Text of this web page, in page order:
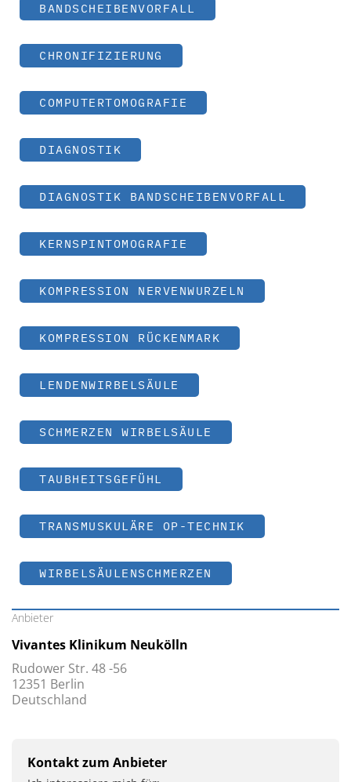
BANDSCHEIBENVORFALL
CHRONIFIZIERUNG
COMPUTERTOMOGRAFIE
DIAGNOSTIK
DIAGNOSTIK BANDSCHEIBENVORFALL
KERNSPINTOMOGRAFIE
KOMPRESSION NERVENWURZELN
KOMPRESSION RÜCKENMARK
LENDENWIRBELSÄULE
SCHMERZEN WIRBELSÄULE
TAUBHEITSGEFÜHL
TRANSMUSKULÄRE OP-TECHNIK
WIRBELSÄULENSCHMERZEN
Anbieter
Vivantes Klinikum Neukölln
Rudower Str. 48 -56
12351 Berlin
Deutschland
Kontakt zum Anbieter